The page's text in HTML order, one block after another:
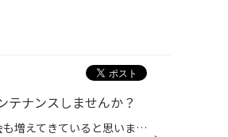
テナンスしませんか？
気温が少しずつ高くなり、クルマのエアコンを使用する機会も増えてきていると思います。 是非、夏本番を迎える前におクルマのエアコンのメンテナンスをしませんか？ 【より快適に♪今がおススメ！カーエアコンのメンテナンス】 ■エアコンガスクリーニング おクルマの経年劣化によって、エアコンの効...